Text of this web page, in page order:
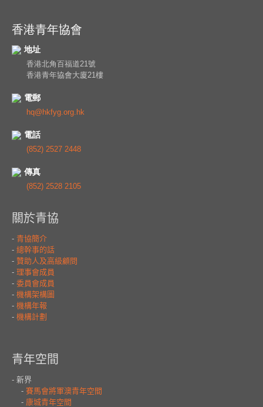
香港青年協會
地址
香港北角百福道21號
香港青年協會大廈21樓
電郵
hq@hkfyg.org.hk
電話
(852) 2527 2448
傳真
(852) 2528 2105